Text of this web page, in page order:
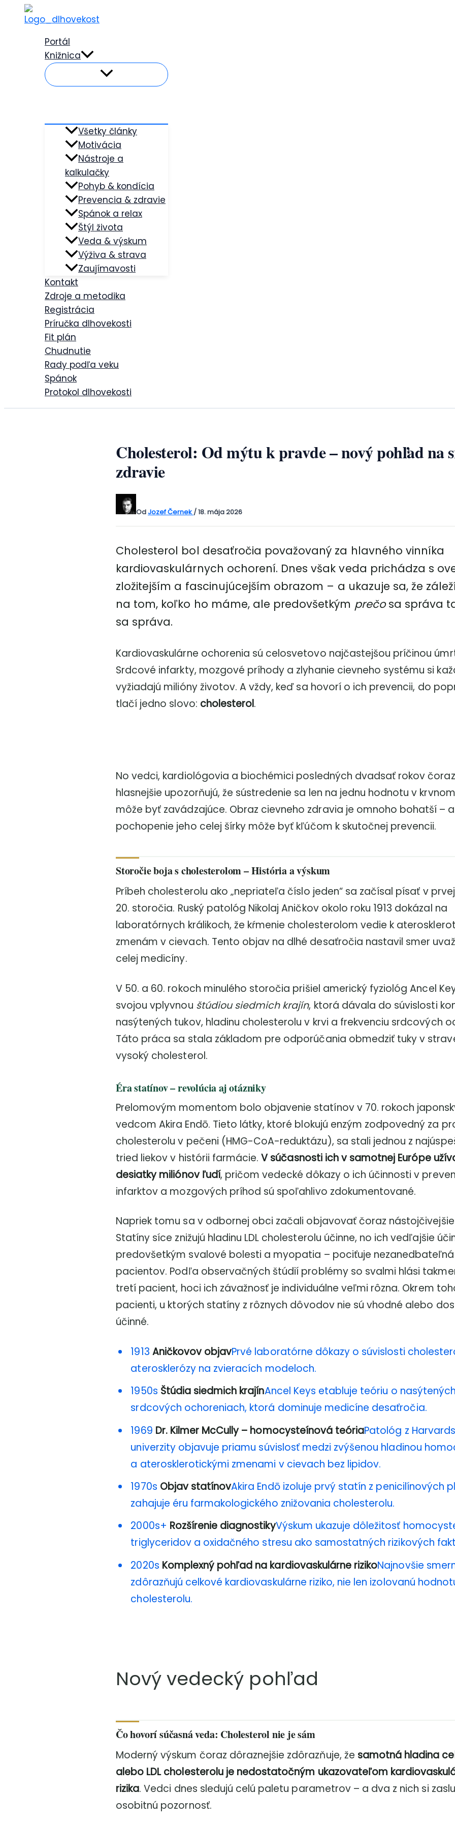
Preskočiť
Portál
Knižnica
Všetky články
Motivácia
Nástroje a
kalkulačky
Pohyb & kondícia
Prevencia & zdravie
Spánok a relax
Štýl života
Veda & výskum
Výživa & strava
Zaujímavosti
Kontakt
Zdroje a metodika
Registrácia
Príručka dlhovekosti
Fit plán
Chudnutie
Rady podľa veku
Spánok
Protokol dlhovekosti
Cholesterol: Od mýtu k pravde – nový pohľad na
zdravie
OdJozef Černek /18. mája 2026
Cholesterol bol desaťročia považovaný za hlavného vinníka
kardiovaskulárnych ochorení. Dnes však veda prichádza s
zložitejším a fascinujúcejším obrazom – a ukazuje sa, že
na tom, koľko ho máme, ale predovšetkým prečosa správa
sa správa.
Kardiovaskulárne ochorenia sú celosvetovo najčastejšou príčinou
Srdcové infarkty, mozgové príhody a zlyhanie cievneho systému si
vyžiadajú milióny životov. A vždy, keď sa hovorí o ich prevencii, do
tlačí jedno slovo: cholesterol.
No vedci, kardiológovia a biochémici posledných dvadsať rokov čoraz
hlasnejšie upozorňujú, že sústredenie sa len na jednu hodnotu v
môže byť zavádzajúce. Obraz cievneho zdravia je omnoho bohatší – a
pochopenie jeho celej šírky môže byť kľúčom k skutočnej prevencii.
Storočie boja s cholesterolom – História a výskum
Príbeh cholesterolu ako „nepriateľa číslo jeden“ sa začísal písať v
20. storočia. Ruský patológ Nikolaj Aničkov okolo roku 1913 dokázal na
laboratórnych králikoch, že kŕmenie cholesterolom vedie k
zmenám v cievach. Tento objav na dlhé desaťročia nastavil smer
celej medicíny.
V 50. a 60. rokoch minulého storočia prišiel americký fyziológ Ancel
svojou vplyvnou štúdiou siedmich krajín, ktorá dávala do súvislosti
nasýtených tukov, hladinu cholesterolu v krvi a frekvenciu srdcových
Táto práca sa stala základom pre odporúčania obmedziť tuky v
vysoký cholesterol.
Éra statínov – revolúcia aj otázniky
Prelomovým momentom bolo objavenie statínov v 70. rokoch
vedcom Akira Endō. Tieto látky, ktoré blokujú enzým zodpovedný za
cholesterolu v pečeni (HMG-CoA-reduktázu), sa stali jednou z
tried liekov v histórii farmácie.V súčasnosti ich v samotnej Európe
desiatky miliónov ľudí, pričom vedecké dôkazy o ich účinnosti v
infarktov a mozgových príhod sú spoľahlivo zdokumentované.
Napriek tomu sa v odbornej obci začali objavovať čoraz
Statíny síce znižujú hladinu LDL cholesterolu účinne, no ich vedľajšie
predovšetkým svalové bolesti a myopatia – pociťuje
pacientov. Podľa observačných štúdií problémy so svalmi hlási
tretí pacient, hoci ich závažnosť je individuálne veľmi rôzna. Okrem
pacienti, u ktorých statíny z rôznych dôvodov nie sú vhodné alebo
účinné.
1913 Aničkovov objavPrvé laboratórne dôkazy o súvislosti
aterosklerózy na zvieracích modeloch.
1950s Štúdia siedmich krajínAncel Keys etabluje teóriu o
srdcových ochoreniach, ktorá dominuje medicíne desaťročia.
1969 Dr. Kilmer McCully – homocysteínová teóriaPatológ z
univerzity objavuje priamu súvislosť medzi zvýšenou hladinou
a aterosklerotickými zmenami v cievach bez lipidov.
1970s Objav statínovAkira Endō izoluje prvý statín z penicilínových
zahajuje éru farmakologického znižovania cholesterolu.
2000s+ Rozšírenie diagnostikyVýskum ukazuje dôležitosť
triglyceridov a oxidačného stresu ako samostatných rizikových
2020s Komplexný pohľad na kardiovaskulárne rizikoNajnovšie
zdôrazňujú celkové kardiovaskulárne riziko, nie len izolovanú
cholesterolu.
Nový vedecký pohľad
Čo hovorí súčasná veda: Cholesterol nie je sám
Moderný výskum čoraz dôraznejšie zdôrazňuje, že samotná hladina
alebo LDL cholesterolu je nedostatočným ukazovateľom
rizika. Vedci dnes sledujú celú paletu parametrov – a dva z nich si
osobitnú pozornosť.